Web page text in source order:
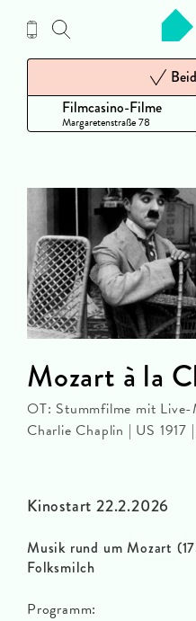
Inhalt
Filmcasino-Filme
Margaretenstraße 78
Kinostart 22.2.2026
Musik rund um Mozart
Folksmilch
Programm:
Mozart à la
OT: Stummfilme mit Live-
Charlie Chaplin | US